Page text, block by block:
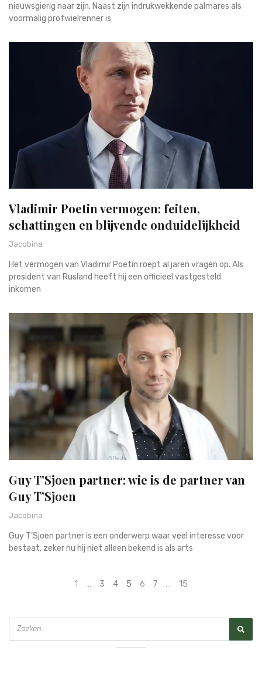
nieuwsgierig naar zijn. Naast zijn indrukwekkende palmares als
voormalig profwielrenner is
Vladimir Poetin vermogen: feiten,
schattingen en blijvende onduidelijkheid
Jacobina
Het vermogen van Vladimir Poetin roept al jaren vragen op. Als
president van Rusland heeft hij een officieel vastgesteld
inkomen
Guy T’Sjoen partner: wie is de partner van
Guy T’Sjoen
Jacobina
Guy T’Sjoen partner is een onderwerp waar veel interesse voor
bestaat, zeker nu hij niet alleen bekend is als arts
1 … 3 4 5 6 7 … 15